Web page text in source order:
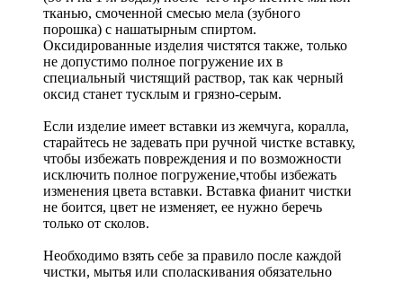
тканью, смоченной смесью мела (зубного
порошка) с нашатырным спиртом.
Оксидированные изделия чистятся также, только
не допустимо полное погружение их в
специальный чистящий раствор, так как черный
оксид станет тусклым и грязно-серым.
Если изделие имеет вставки из жемчуга, коралла,
старайтесь не задевать при ручной чистке вставку,
чтобы избежать повреждения и по возможности
исключить полное погружение,чтобы избежать
изменения цвета вставки. Вставка фианит чистки
не боится, цвет не изменяет, ее нужно беречь
только от сколов.
Необходимо взять себе за правило после каждой
чистки, мытья или споласкивания обязательно